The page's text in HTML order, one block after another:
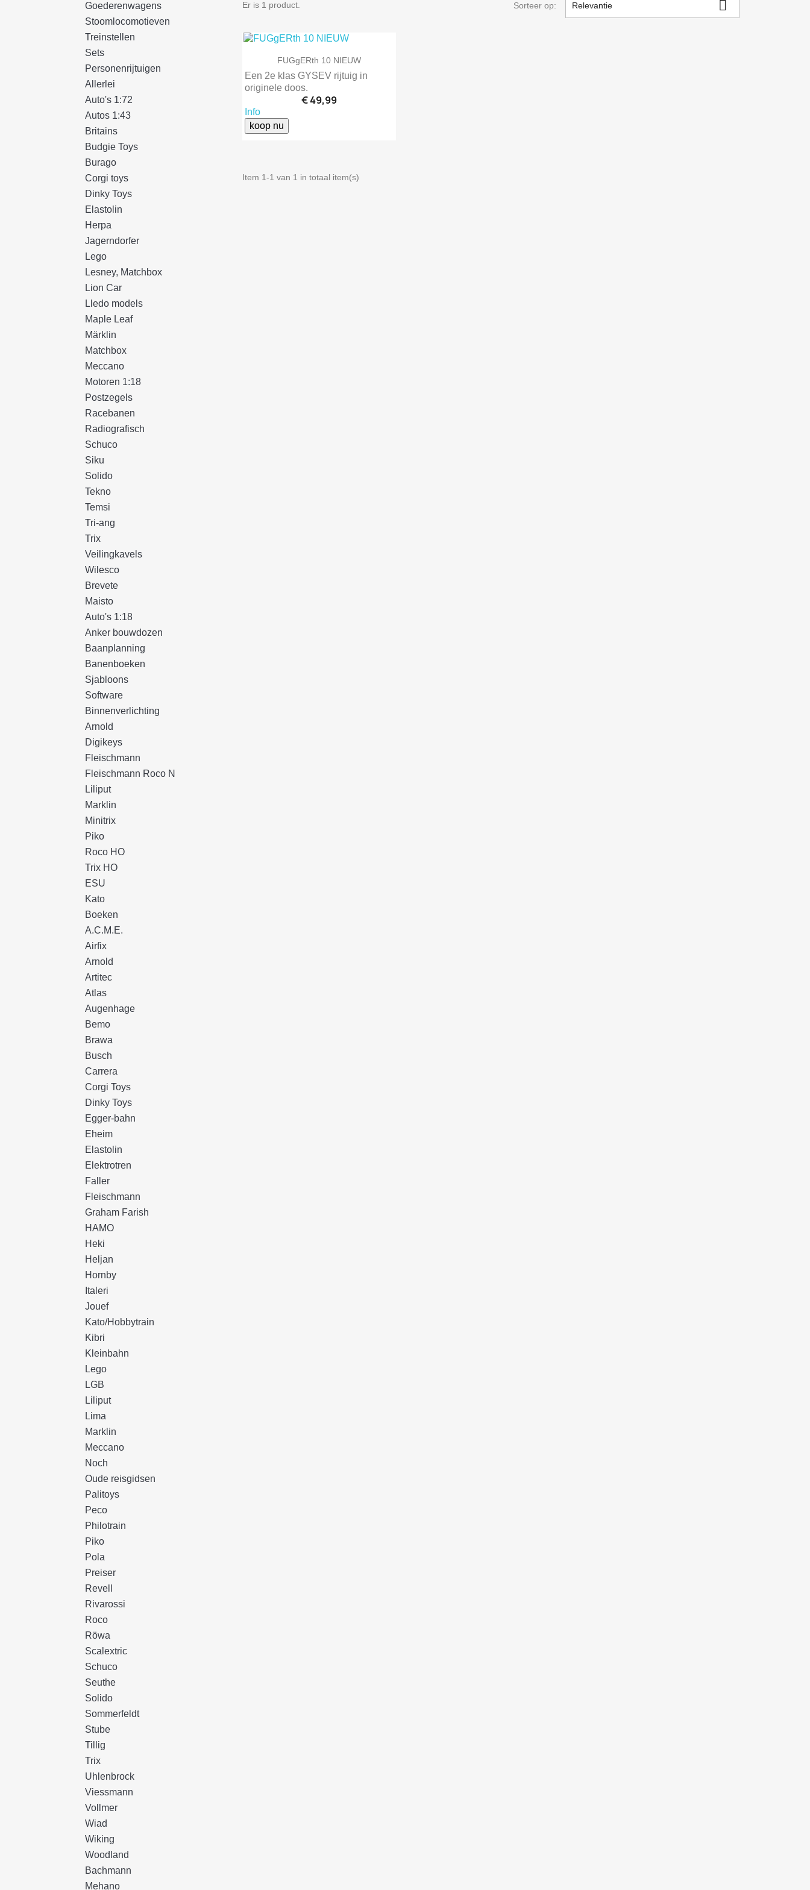
Goederenwagens
Stoomlocomotieven
Treinstellen
Sets
Personenrijtuigen
Allerlei
Auto's 1:72
Autos 1:43
Britains
Budgie Toys
Burago
Corgi toys
Dinky Toys
Elastolin
Herpa
Jagerndorfer
Lego
Lesney, Matchbox
Lion Car
Lledo models
Maple Leaf
Märklin
Matchbox
Meccano
Motoren 1:18
Postzegels
Racebanen
Radiografisch
Schuco
Siku
Solido
Tekno
Temsi
Tri-ang
Trix
Veilingkavels
Wilesco
Brevete
Maisto
Auto's 1:18
Anker bouwdozen
Baanplanning
Banenboeken
Sjabloons
Software
Binnenverlichting
Arnold
Digikeys
Fleischmann
Fleischmann Roco N
Liliput
Marklin
Minitrix
Piko
Roco HO
Trix HO
ESU
Kato
Boeken
A.C.M.E.
Airfix
Arnold
Artitec
Atlas
Augenhage
Bemo
Brawa
Busch
Carrera
Corgi Toys
Dinky Toys
Egger-bahn
Eheim
Elastolin
Elektrotren
Faller
Fleischmann
Graham Farish
HAMO
Heki
Heljan
Hornby
Italeri
Jouef
Kato/Hobbytrain
Kibri
Kleinbahn
Lego
LGB
Liliput
Lima
Marklin
Meccano
Noch
Oude reisgidsen
Palitoys
Peco
Philotrain
Piko
Pola
Preiser
Revell
Rivarossi
Roco
Röwa
Scalextric
Schuco
Seuthe
Solido
Sommerfeldt
Stube
Tillig
Trix
Uhlenbrock
Viessmann
Vollmer
Wiad
Wiking
Woodland
Bachmann
Mehano
Er is 1 product. Sorteer op: Relevantie 
 Snel bekijken
FUGgERth 10 NIEUW
Een 2e klas GYSEV rijtuig in
originele doos.
€ 49,99
Info
koop nu
Item 1-1 van 1 in totaal item(s)